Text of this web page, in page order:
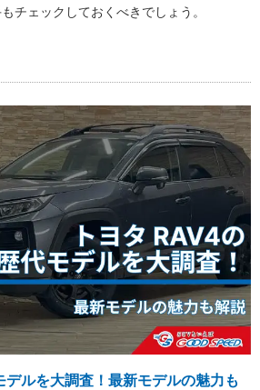
チェックしておくべきでしょう。
デルを大調査！最新モデルの魅力も